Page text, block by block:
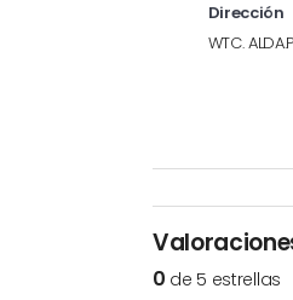
Dirección
WTC.
0 de 5 estrellas